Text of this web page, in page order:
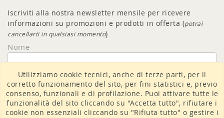
Iscriviti alla nostra newsletter mensile per ricevere
informazioni su promozioni e prodotti in offerta (potrai
cancellarti in qualsiasi momento)
Nome
Email
Utilizziamo cookie tecnici, anche di terze parti, per il
corretto funzionamento del sito, per fini statistici e, previo
consenso, funzionali e di profilazione. Puoi attivare tutte le
funzionalità del sito cliccando su "Accetta tutto", rifiutare i
cookie non essenziali cliccando su "Rifiuta tutto" o gestire i